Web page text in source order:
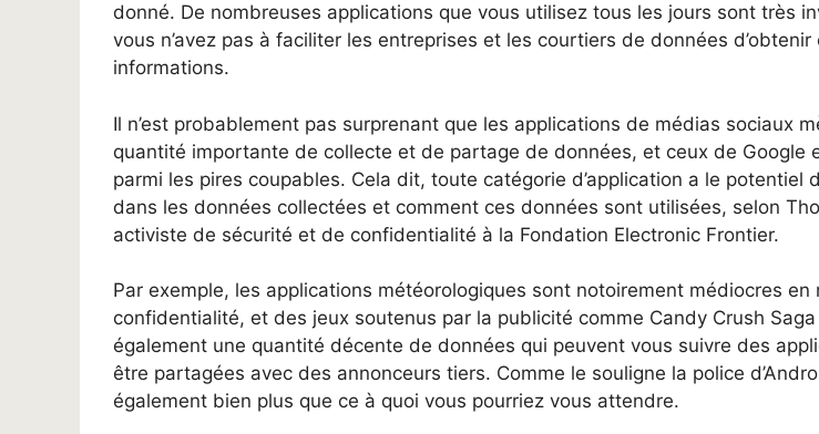
donné. De nombreuses applications que vous utilisez tous les jours sont très
vous n’avez pas à faciliter les entreprises et les courtiers de données d’obtenir
informations.
Il n’est probablement pas surprenant que les applications de médias sociaux
quantité importante de collecte et de partage de données, et ceux de Google
parmi les pires coupables. Cela dit, toute catégorie d’application a le potentiel
dans les données collectées et comment ces données sont utilisées, selon
activiste de sécurité et de confidentialité à la Fondation Electronic Frontier.
Par exemple, les applications météorologiques sont notoirement médiocres en
confidentialité, et des jeux soutenus par la publicité comme Candy Crush
également une quantité décente de données qui peuvent vous suivre des
être partagées avec des annonceurs tiers. Comme le souligne la police
également bien plus que ce à quoi vous pourriez vous attendre.